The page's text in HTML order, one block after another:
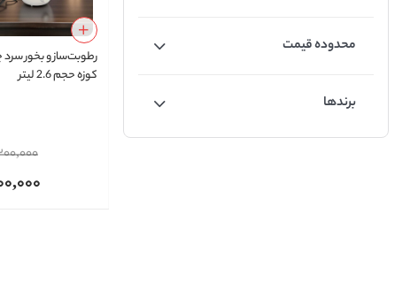
محدوده قیمت
برندها
رطوبت‌ساز و بخور سرد
کوزه حجم 2.6 لیتر